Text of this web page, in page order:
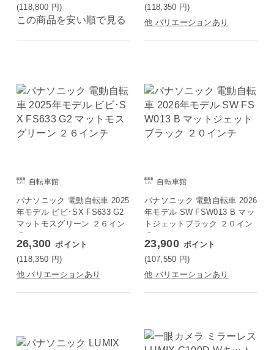
力 時短調理 解凍
(118,800 円)
この商品を安い順で見る
(118,350 円)
他 バリエーションあり
自転車館
パナソニック 電動自転車 2025
年モデル ビビ･SX FS633 G2
マットモスグリーン ２６イン
チ
26,300 ポイント
(118,350 円)
他 バリエーションあり
自転車館
パナソニック 電動自転車 2026
年モデル SW FSW013 B マッ
トジェットブラック ２０イン
チ
23,900 ポイント
(107,550 円)
他 バリエーションあり